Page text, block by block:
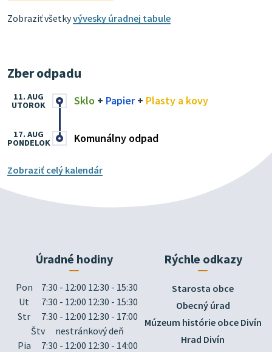
Zobraziť všetkyvývesky úradnej tabule
Zber odpadu
Sklo + Papier+ Plasty a kovy
11. AUG
UTOROK
Komunálny odpad
17. AUG
PONDELOK
Zobraziť celý kalendár
Úradné hodiny
Pon
7:30 - 12:00 12:30 - 15:30
Ut
7:30 - 12:00 12:30 - 15:30
Str
7:30 - 12:00 12:30 - 17:00
Štv
nestránkový deň
Pia
7:30 - 12:00 12:30 - 14:00
Rýchle odkazy
Starosta obce
Obecný úrad
Múzeum histórie obce Divín
Hrad Divín